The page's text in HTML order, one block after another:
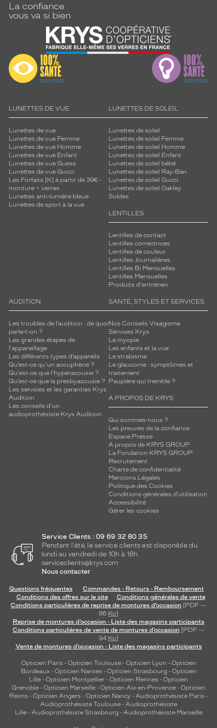
La confiance
vous va si bien
LUNETTES DE VUE
Lunettes de vue
Lunettes de vue Femme
Lunettes de vue Homme
Lunettes de vue Enfant
Lunettes de vue Guess
Lunettes de vue Gucci
Les Forfaits [K] à partir de 39€ -
monture + verres
Lunettes anti-lumière bleue
Lunettes de sport à la vue
LUNETTES DE SOLEIL
Lunettes de soleil
Lunettes de soleil Femme
Lunettes de soleil Homme
Lunettes de soleil Enfant
Lunettes de soleil bébé
Lunettes de soleil Ray-Ban
Lunettes de soleil Gucci
Lunettes de soleil Oakley
Soldes
LENTILLES
Lentilles de contact
Lentilles correctrices
Lentilles de couleur
Lentilles Journalières
Lentilles Bi Mensuelles
Lentilles Mensuelles
Produits d'entretien
AUDITION
Les troubles de l’audition : de quoi
parle-t-on ?
Les grandes étapes de
l'appareillage
Les différents types d’appareils
Qu’est-ce qu'un acouphène ?
Qu'est-ce que l'hyperacousie ?
Qu’est-ce que la presbyacousie ?
Les services et les garanties Krys
Audition
Les conseils d'un
audioprothésiste Krys Audition
SANTÉ, STYLES ET SERVICES
Nos Conseils Visagisme
Services Krys
La myopie
Les enfants et la vue
Le strabisme
Le glaucome : symptômes et
traitement
Paupière qui tremble ?
A PROPOS DE KRYS
Qui sommes-nous ?
Les preuves de la confiance
Espace Presse
A propos de KRYS GROUP
La Fondation KRYS GROUP
Recrutement
Charte de confidentialité
Mentions Légales
Politique des Cookies
Conditions générales d'utilisation
Accessibilité
Gérer les cookies
Service Clients : 09 69 32 80 35
Pendant l'été, le service clients est disponible du
lundi au vendredi de 10h à 18h.
serviceclients@krys.com
Nous contacter
Questions fréquentes
Commandes - Retours - Remboursement
Conditions des offres sur le site
Conditions générales de vente
Conditions particulières de reprise de montures d’occasion [PDF —
86 Ko]
Reprise de montures d’occasion - Liste des magasins participants
Conditions particulières de vente de montures d’occasion [PDF —
94 Ko]
Vente de montures d’occasion - Liste des magasins participants
Opticien Paris - Opticien Toulouse- Opticien Lyon - Opticien
Bordeaux- Opticien Nantes - Opticien Strasbourg - Opticien
Lille - Opticien Montpellier - Opticien Rennes - Opticien
Grenoble - Opticien Marseille - Opticien Aix-en-Provence - Opticien
Reims - Opticien Angers - Opticien Nancy - Audioprothésiste Paris -
Audioprothésiste Toulouse- Audioprothésiste
Lille- Audioprothésiste Strasbourg - Audioprothésiste Marseille